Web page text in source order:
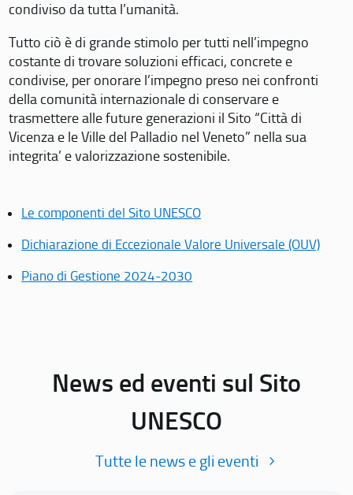
condiviso da tutta l’umanità.
Tutto ciò è di grande stimolo per tutti nell’impegno
costante di trovare soluzioni efficaci, concrete e
condivise, per onorare l’impegno preso nei confronti
della comunità internazionale di conservare e
trasmettere alle future generazioni il Sito “Città di
Vicenza e le Ville del Palladio nel Veneto” nella sua
integrita’ e valorizzazione sostenibile.
Le componenti del Sito UNESCO
Dichiarazione di Eccezionale Valore Universale (OUV)
Piano di Gestione 2024-2030
News ed eventi sul Sito
UNESCO
Tutte le news e gli eventi